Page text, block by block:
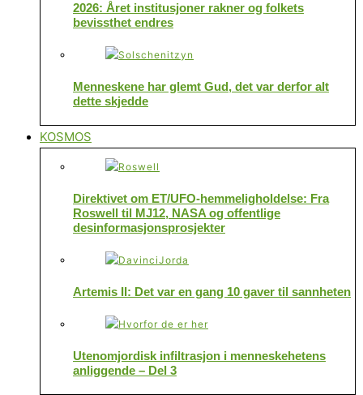
2026: Året institusjoner rakner og folkets
bevissthet endres
Menneskene har glemt Gud, det var derfor alt
dette skjedde
KOSMOS
Direktivet om ET/UFO-hemmeligholdelse: Fra
Roswell til MJ12, NASA og offentlige
desinformasjonsprosjekter
Artemis II: Det var en gang 10 gaver til sannheten
Utenomjordisk infiltrasjon i menneskehetens
anliggende – Del 3